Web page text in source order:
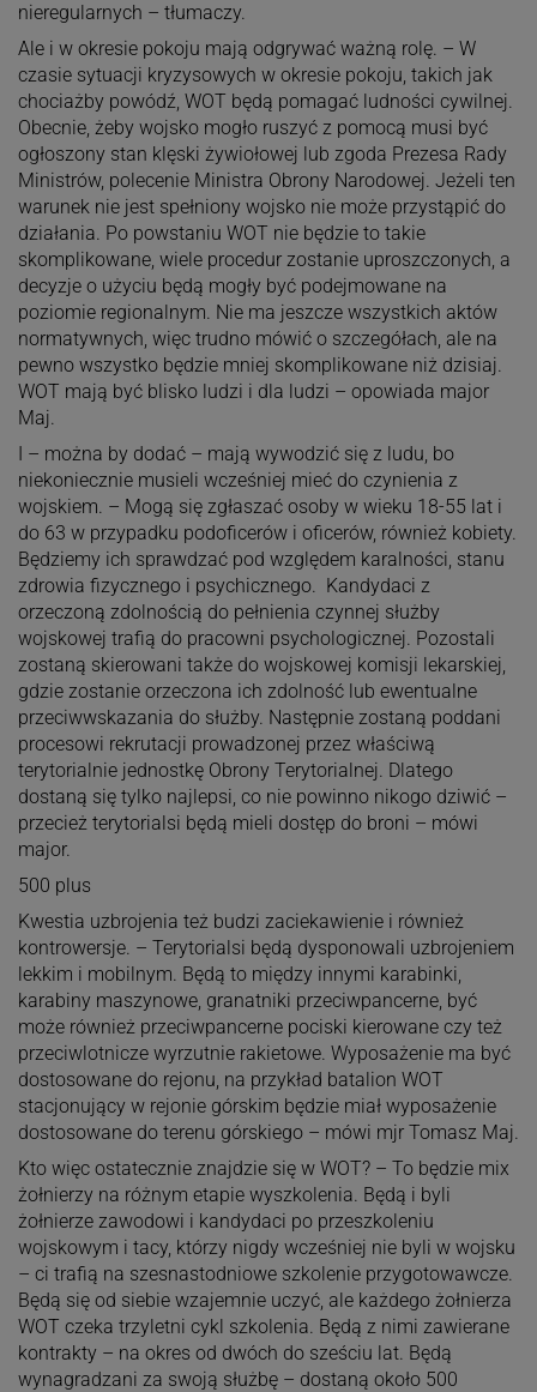
nieregularnych – tłumaczy.
Ale i w okresie pokoju mają odgrywać ważną rolę. – W
czasie sytuacji kryzysowych w okresie pokoju, takich jak
chociażby powódź, WOT będą pomagać ludności cywilnej.
Obecnie, żeby wojsko mogło ruszyć z pomocą musi być
ogłoszony stan klęski żywiołowej lub zgoda Prezesa Rady
Ministrów, polecenie Ministra Obrony Narodowej. Jeżeli ten
warunek nie jest spełniony wojsko nie może przystąpić do
działania. Po powstaniu WOT nie będzie to takie
skomplikowane, wiele procedur zostanie uproszczonych, a
decyzje o użyciu będą mogły być podejmowane na
poziomie regionalnym. Nie ma jeszcze wszystkich aktów
normatywnych, więc trudno mówić o szczegółach, ale na
pewno wszystko będzie mniej skomplikowane niż dzisiaj.
WOT mają być blisko ludzi i dla ludzi – opowiada major
Maj.
I – można by dodać – mają wywodzić się z ludu, bo
niekoniecznie musieli wcześniej mieć do czynienia z
wojskiem. – Mogą się zgłaszać osoby w wieku 18-55 lat i
do 63 w przypadku podoficerów i oficerów, również kobiety.
Będziemy ich sprawdzać pod względem karalności, stanu
zdrowia fizycznego i psychicznego. Kandydaci z
orzeczoną zdolnością do pełnienia czynnej służby
wojskowej trafią do pracowni psychologicznej. Pozostali
zostaną skierowani także do wojskowej komisji lekarskiej,
gdzie zostanie orzeczona ich zdolność lub ewentualne
przeciwwskazania do służby. Następnie zostaną poddani
procesowi rekrutacji prowadzonej przez właściwą
terytorialnie jednostkę Obrony Terytorialnej. Dlatego
dostaną się tylko najlepsi, co nie powinno nikogo dziwić –
przecież terytorialsi będą mieli dostęp do broni – mówi
major.
500 plus
Kwestia uzbrojenia też budzi zaciekawienie i również
kontrowersje. – Terytorialsi będą dysponowali uzbrojeniem
lekkim i mobilnym. Będą to między innymi karabinki,
karabiny maszynowe, granatniki przeciwpancerne, być
może również przeciwpancerne pociski kierowane czy też
przeciwlotnicze wyrzutnie rakietowe. Wyposażenie ma być
dostosowane do rejonu, na przykład batalion WOT
stacjonujący w rejonie górskim będzie miał wyposażenie
dostosowane do terenu górskiego – mówi mjr Tomasz Maj.
Kto więc ostatecznie znajdzie się w WOT? – To będzie mix
żołnierzy na różnym etapie wyszkolenia. Będą i byli
żołnierze zawodowi i kandydaci po przeszkoleniu
wojskowym i tacy, którzy nigdy wcześniej nie byli w wojsku
– ci trafią na szesnastodniowe szkolenie przygotowawcze.
Będą się od siebie wzajemnie uczyć, ale każdego żołnierza
WOT czeka trzyletni cykl szkolenia. Będą z nimi zawierane
kontrakty – na okres od dwóch do sześciu lat. Będą
wynagradzani za swoją służbę – dostaną około 500